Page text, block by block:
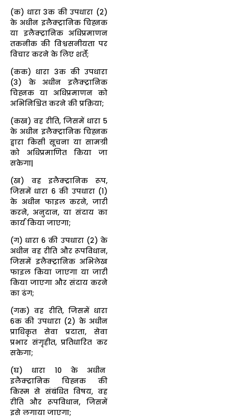
(क) धारा 3क की उपधारा (2)
के अधीन इलैक्ट्रानिक चिह्नक
या इलैक्ट्रानिक अधिप्रमाणन
तकनीक की विश्वसनीयता पर
विचार करने के लिए शर्तें;
(कक) धारा 3क की उपधारा
(3) के अधीन इलैक्ट्रानिक
चिह्नक या अधिप्रमाणन को
अभिनिश्चित करने की प्रक्रिया;
(कख) वह रीति, जिसमें धारा 5
के अधीन इलैक्ट्रानिक चिह्नक
द्वारा किसी सूचना या सामग्री
को अधिप्रमाणित किया जा
सकेगा|
(ख) वह इलैक्ट्रानिक रूप,
जिसमें धारा 6 की उपधारा (1)
के अधीन फाइल करने, जारी
करने, अनुदान, या संदाय का
कार्य किया जाएगा;
(ग) धारा 6 की उपधारा (2) के
अधीन वह रीति और रूपविधान,
जिसमें इलैक्ट्रानिक अभिलेख
फाइल किया जाएगा या जारी
किया जाएगा और संदाय करने
का ढंग;
(गक) वह रीति, जिसमें धारा
6क की उपधारा (2) के अधीन
प्राधिकृत सेवा प्रदाता, सेवा
प्रभार संगृहीत, प्रतिधारित कर
सकेगा;
(घ) धारा 10 के अधीन
इलैक्ट्रानिक चिह्नक की
किस्म से संबंधित विषय, वह
रीति और रूपविधान, जिसमें
इसे लगाया जाएगा;